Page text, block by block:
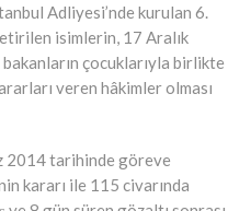
Adliyesi’nde kurulan 6.
isimlerin, 17 Aralık
çocuklarıyla birlikte
veren hâkimler olması
2014 tarihinde göreve
kararı ile 115 civarında